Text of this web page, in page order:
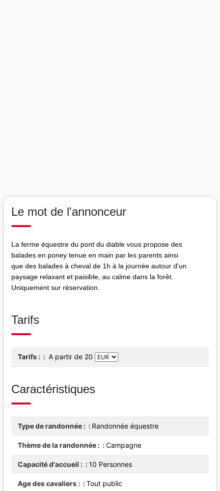
Le mot de l'annonceur
La ferme équestre du pont du diable vous propose des
balades en poney tenue en main par les parents ainsi
que des balades à cheval de 1h à la journée autour d'un
paysage relaxant et paisible, au calme dans la forêt.
Uniquement sur réservation.
Tarifs
Tarifs : A partir de 20
Caractéristiques
Type de randonnée : Randonnée équestre
Thème de la randonnée : Campagne
Capacité d'accueil : 10 Personnes
Age des cavaliers : Tout public